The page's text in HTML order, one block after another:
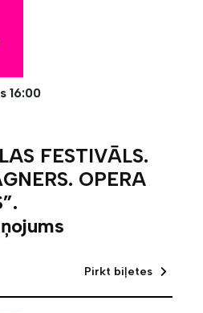
16:00
FESTIVĀLS.
OPERA
Pirkt biļetes